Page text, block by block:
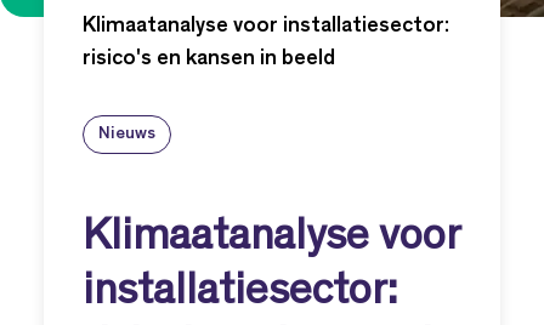
Klimaatanalyse voor installatiesector:
risico's en kansen in beeld
Nieuws
Klimaatanalyse voor
installatiesector: